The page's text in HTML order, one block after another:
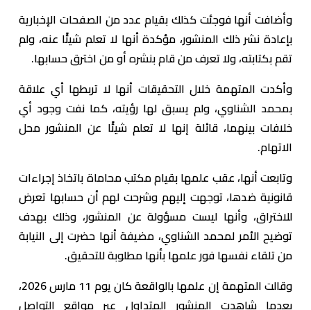
وأضافت أنها فوجئت كذلك بقيام عدد من الصفحات الإخبارية
بإعادة نشر ذلك المنشور، مؤكدة أنها لا تعلم شيئًا عنه، ولم
تقم بكتابته، ولا تعرف من قام بنشره أو من اخترق حسابها.
وأكدت المتهمة خلال التحقيقات أنها لا تربطها أي علاقة
بمحمد الشناوي، ولم يسبق لها رؤيته، كما نفت وجود أي
خلافات بينهما، قائلة إنها لا تعلم شيئًا عن المنشور محل
الاتهام.
وتابعت أنها، عقب علمها بقيام مكتب محاماة باتخاذ إجراءات
قانونية ضدها، توجهت إليهم وشرحت لهم أن حسابها تعرض
للاختراق، وأنها ليست مسؤولة عن المنشور، وذلك بهدف
توضيح الأمر لمحمد الشناوي، مضيفة أنها حضرت إلى النيابة
من تلقاء نفسها فور علمها بأنها مطلوبة للتحقيق.
وقالت المتهمة إن علمها بالواقعة كان يوم 11 مارس 2026،
بعدما شاهدت المنشور المتداول عبر مواقع التواصل